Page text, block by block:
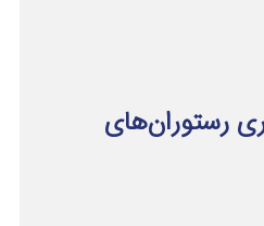
رستوران‌های